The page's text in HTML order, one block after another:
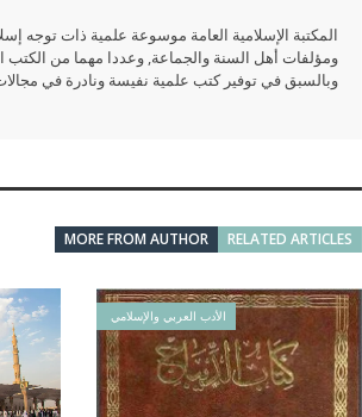
المكتبة الإسلامية العامة موسوعة علمية ذات توجه
ومؤلفات أهل السنة والجماعة, وعددا مهما من الكتب
وبالسبق في توفير كتب علمية نفيسة ونادرة في مجالات
RELATED ARTICLES
MORE FROM AUTHOR
الأدب العربي والإسلامي